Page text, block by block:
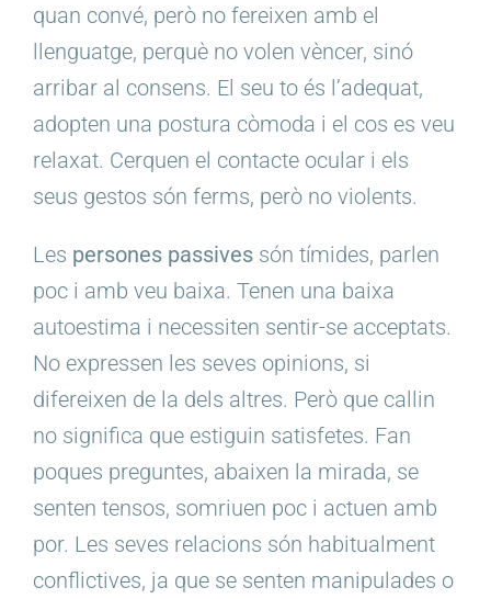
quan convé, però no fereixen amb el
llenguatge, perquè no volen vèncer, sinó
arribar al consens. El seu to és l’adequat,
adopten una postura còmoda i el cos es veu
relaxat. Cerquen el contacte ocular i els
seus gestos són ferms, però no violents.
Les persones passives són tímides, parlen
poc i amb veu baixa. Tenen una baixa
autoestima i necessiten sentir-se acceptats.
No expressen les seves opinions, si
difereixen de la dels altres. Però que callin
no significa que estiguin satisfetes. Fan
poques preguntes, abaixen la mirada, se
senten tensos, somriuen poc i actuen amb
por. Les seves relacions són habitualment
conflictives, ja que se senten manipulades o